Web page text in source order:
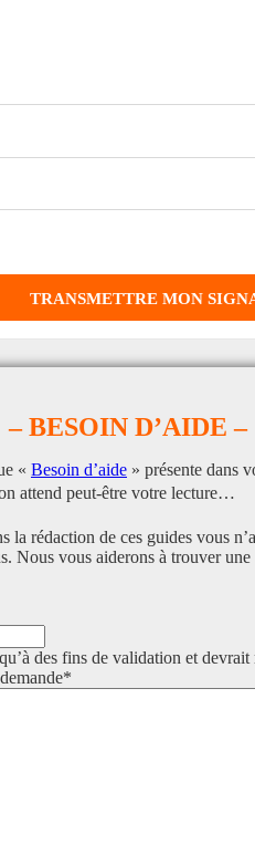
– BESOIN D’AIDE –
« Besoin d’aide » présente dans
attend peut-être votre lecture…
la rédaction de ces guides vous
Nous vous aiderons à trouver
des fins de validation et devrait
*